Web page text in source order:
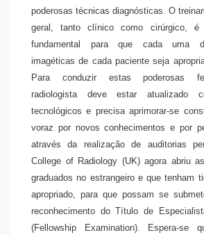
poderosas técnicas diagnósticas. O
geral, tanto clínico como cirúrgico, é
fundamental para que cada uma
imagéticas de cada paciente seja
Para conduzir estas poderosas
radiologista deve estar atualizado
tecnológicos e precisa aprimorar-se
voraz por novos conhecimentos e por
através da realização de auditorias
College of Radiology (UK) agora abriu
graduados no estrangeiro e que tenham
apropriado, para que possam se
reconhecimento do Título de
(Fellowship Examination). Espera-se